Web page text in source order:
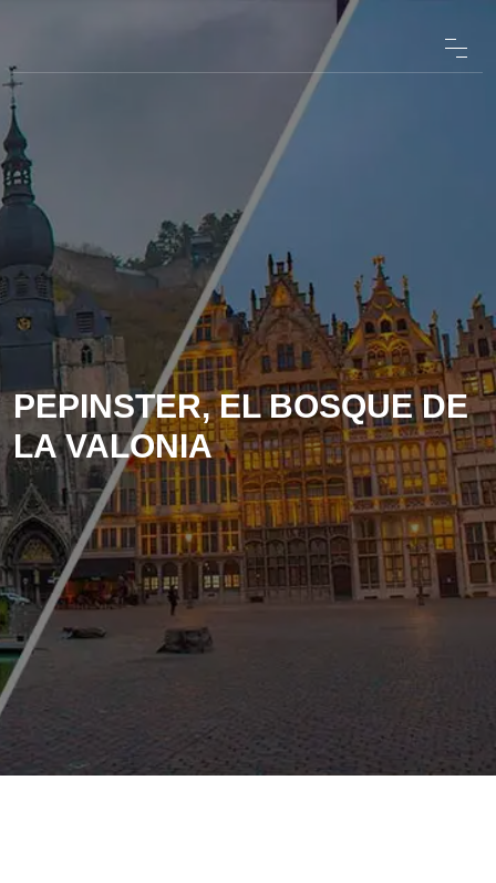
PEPINSTER, EL BOSQUE DE
LA VALONIA